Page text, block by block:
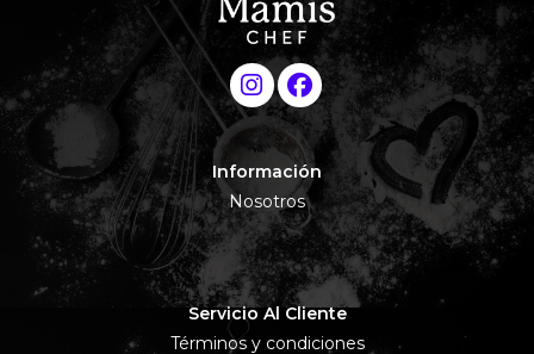
Información
Nosotros
Servicio Al Cliente
Términos y condiciones